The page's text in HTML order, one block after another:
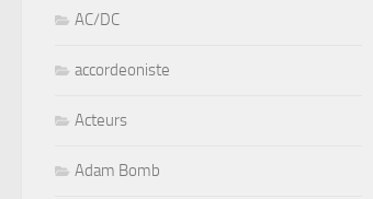
AC/DC
accordeoniste
Acteurs
Adam Bomb